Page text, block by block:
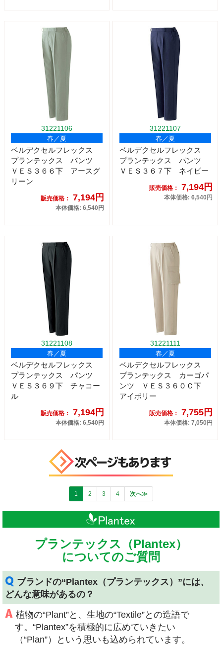
31221106
春／夏
ベルデクセルフレックス
プランテックス パンツ
ＶＥＳ３６６下 アースグ
リーン
販売価格： 7,194円
本体価格: 6,540円
31221107
春／夏
ベルデクセルフレックス
プランテックス パンツ
ＶＥＳ３６７下 ネイビー
販売価格： 7,194円
本体価格: 6,540円
31221108
春／夏
ベルデクセルフレックス
プランテックス パンツ
ＶＥＳ３６９下 チャコー
ル
販売価格： 7,194円
本体価格: 6,540円
31221111
春／夏
ベルデクセルフレックス
プランテックス カーゴパ
ンツ ＶＥＳ３６０Ｃ下
アイボリー
販売価格： 7,755円
本体価格: 7,050円
1 2 3 4 次へ≫
プランテックス（Plantex）
についてのご質問
Q ブランドの“Plantex（プランテックス）”には、
どんな意味があるの？
A 植物の“Plant”と、生地の“Textile”との造語で
す。“Plantex”を積極的に広めていきたい
（“Plan”）という思いも込められています。